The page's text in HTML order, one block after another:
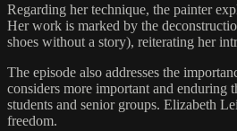
Regarding her technique, the painter
Her work is marked by the
shoes without a story), reiterating her
The episode also addresses the
considers more important and enduring
students and senior groups. Elizabeth
freedom.